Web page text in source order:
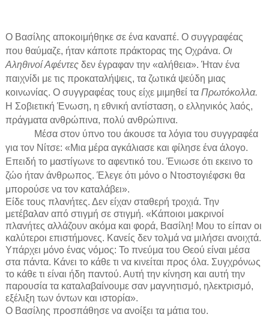
Ο Βασίλης αποκοιμήθηκε σε ένα καναπέ. Ο συγγραφέας
που θαύμαζε, ήταν κάποτε πράκτορας της Οχράνα. Οι
Αληθινοί Αφέντες δεν έγραφαν την «αλήθεια». Ήταν ένα
παιχνίδι με τις προκαταλήψεις, τα ζωτικά ψεύδη μιας
κοινωνίας. Ο συγγραφέας τους είχε μιμηθεί τα Πρωτόκολλα.
Η Σοβιετική Ένωση, η εθνική αντίσταση, ο ελληνικός λαός,
πράγματα ανθρώπινα, πολύ ανθρώπινα.
Μέσα στον ύπνο του άκουσε τα λόγια του συγγραφέα
για τον Νίτσε: «Μια μέρα αγκάλιασε και φίλησε ένα άλογο.
Επειδή το μαστίγωνε το αφεντικό του. Ένιωσε ότι εκεινο το
ζώο ήταν άνθρωπος. Έλεγε ότι μόνο ο Ντοστογιέφσκι θα
μπορούσε να τον καταλάβει».
Είδε τους πλανήτες. Δεν είχαν σταθερή τροχιά. Την
μετέβαλαν από στιγμή σε στιγμή. «Κάποιοι μακρινοί
πλανήτες αλλάζουν ακόμα και φορά, Βασίλη! Μου το είπαν οι
καλύτεροι επιστήμονες. Κανείς δεν τολμά να μιλήσει ανοιχτά.
Υπάρχει μόνο ένας νόμος: Το πνεύμα του Θεού είναι μέσα
στα πάντα. Κάνει το κάθε τι να κινείται προς όλα. Συγχρόνως
το κάθε τι είναι ήδη παντού. Αυτή την κίνηση και αυτή την
παρουσία τα καταλαβαίνουμε σαν μαγνητισμό, ηλεκτρισμό,
εξέλιξη των όντων και ιστορία».
Ο Βασίλης προσπάθησε να ανοίξει τα μάτια του.